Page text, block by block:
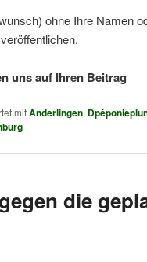
ohne Ihre Namen
veröffentlichen.
uns auf Ihren Beitrag
mitAnderlingen,
die